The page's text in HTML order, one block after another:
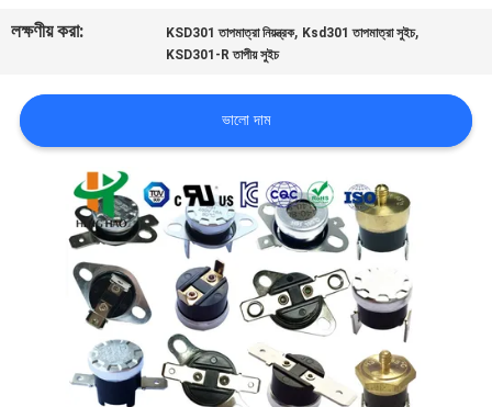
আমাদের
যোগাযোগ
করুন
লক্ষণীয় করা:
KSD301 তাপমাত্রা নিয়ন্ত্রক, Ksd301 তাপমাত্রা সুইচ,
KSD301-R তাপীয় সুইচ
ভালো দাম